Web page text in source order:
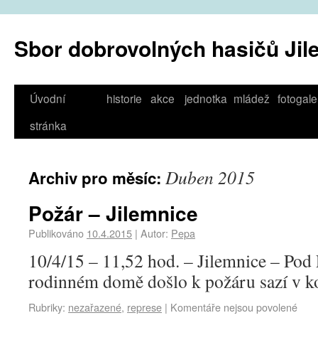
Sbor dobrovolných hasičů
Úvodní
stránka
historie akce jednotka mládež
Archiv pro měsíc: Duben 2015
Požár – Jilemnice
Publikováno 10.4.2015 | Autor: Pepa
10/4/15 – 11,52 hod. – Jilemnice –
rodinném domě došlo k požáru sazí v
Rubriky: nezařazené, represe | Komentáře nejsou povolené